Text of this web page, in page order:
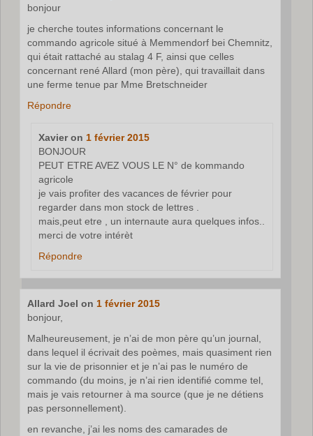
bonjour
je cherche toutes informations concernant le
commando agricole situé à Memmendorf bei Chemnitz,
qui était rattaché au stalag 4 F, ainsi que celles
concernant rené Allard (mon père), qui travaillait dans
une ferme tenue par Mme Bretschneider
Répondre
Xavieron 1 février 2015
BONJOUR
PEUT ETRE AVEZ VOUS LE N° de kommando
agricole
je vais profiter des vacances de février pour
regarder dans mon stock de lettres .
mais,peut etre , un internaute aura quelques infos..
merci de votre intérèt
Répondre
Allard Joel on 1 février 2015
bonjour,
Malheureusement, je n’ai de mon père qu’un journal,
dans lequel il écrivait des poèmes, mais quasiment rien
sur la vie de prisonnier et je n’ai pas le numéro de
commando (du moins, je n’ai rien identifié comme tel,
mais je vais retourner à ma source (que je ne détiens
pas personnellement).
en revanche, j’ai les noms des camarades de